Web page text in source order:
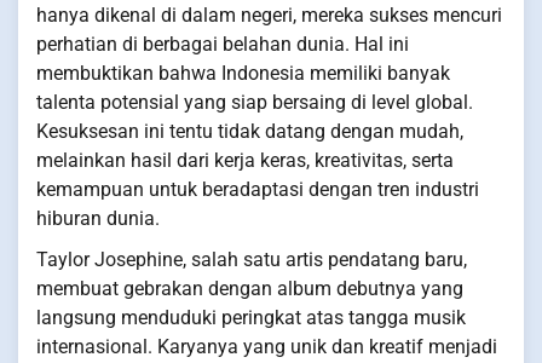
hanya dikenal di dalam negeri, mereka sukses mencuri
perhatian di berbagai belahan dunia. Hal ini
membuktikan bahwa Indonesia memiliki banyak
talenta potensial yang siap bersaing di level global.
Kesuksesan ini tentu tidak datang dengan mudah,
melainkan hasil dari kerja keras, kreativitas, serta
kemampuan untuk beradaptasi dengan tren industri
hiburan dunia.
Taylor Josephine, salah satu artis pendatang baru,
membuat gebrakan dengan album debutnya yang
langsung menduduki peringkat atas tangga musik
internasional. Karyanya yang unik dan kreatif menjadi